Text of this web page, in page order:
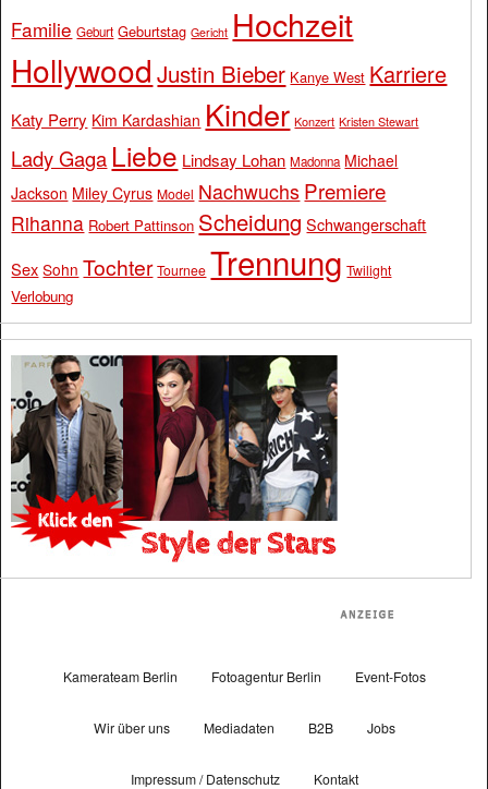
Familie Geburt Geburtstag Gericht Hochzeit
Hollywood Justin Bieber Kanye West Karriere
Katy Perry Kim Kardashian Kinder Konzert Kristen Stewart
Lady Gaga Liebe Lindsay Lohan Madonna Michael
Jackson Miley Cyrus Model Nachwuchs Premiere
Rihanna Robert Pattinson Scheidung Schwangerschaft
Sex Sohn Tochter Tournee Trennung Twilight
Verlobung
Kamerateam Berlin Fotoagentur Berlin Event-Fotos
Wir über uns Mediadaten B2B Jobs
Impressum / Datenschutz Kontakt